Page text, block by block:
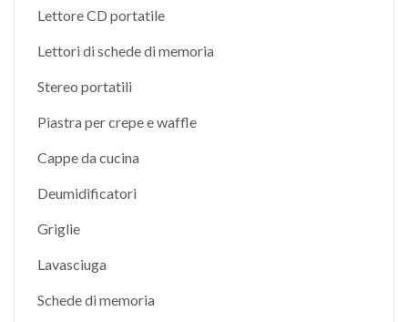
Lettore CD portatile
Lettori di schede di memoria
Stereo portatili
Piastra per crepe e waffle
Cappe da cucina
Deumidificatori
Griglie
Lavasciuga
Schede di memoria